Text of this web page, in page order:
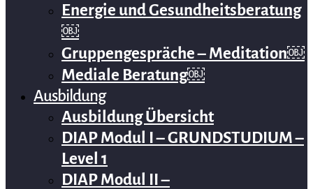
Energie und Gesundheitsberatung
￼
Gruppengespräche – Meditation￼
Mediale Beratung￼
Ausbildung
Ausbildung Übersicht
DIAP Modul I – GRUNDSTUDIUM –
Level 1
DIAP Modul II –